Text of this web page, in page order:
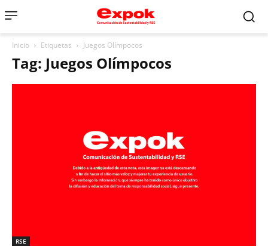
Inicio Etiquetas Juegos Olímpocos
Tag: Juegos Olímpocos
RSE